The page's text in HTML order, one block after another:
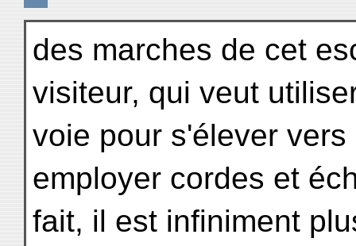
des marches de cet
visiteur, qui veut
voie pour s'élever
employer cordes et
fait, il est infiniment